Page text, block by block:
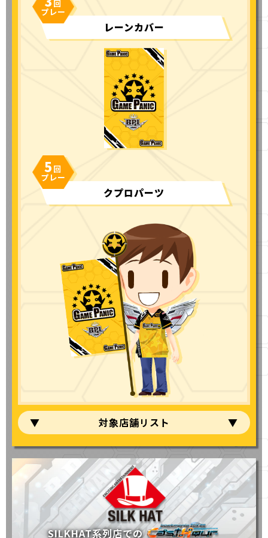
レーンカバー
5
クプロパーツ
対象店舗リスト
SILKHAT系列店での